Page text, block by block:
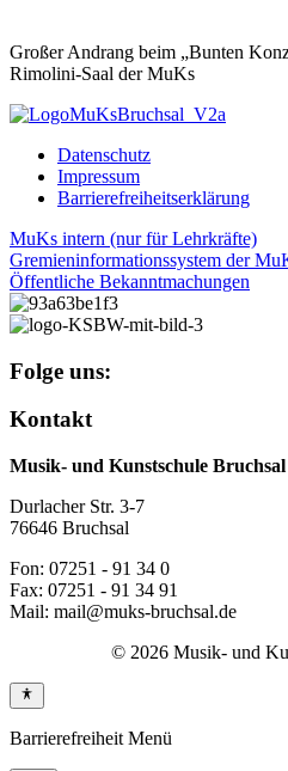
Großer Andrang beim „Bunten
Rimolini-Saal der MuKs
Datenschutz
Impressum
Barrierefreiheitserklärung
MuKs intern (nur für Lehrkräfte)
Gremieninformationssystem der
Öffentliche Bekanntmachungen
Folge uns:
Kontakt
Musik- und Kunstschule Bruchsal
Durlacher Str. 3-7
76646 Bruchsal
Fon: 07251 - 91 34 0
Fax: 07251 - 91 34 91
Mail: mail@muks-bruchsal.de
© 2026 Musik- und
Barrierefreiheit Menü